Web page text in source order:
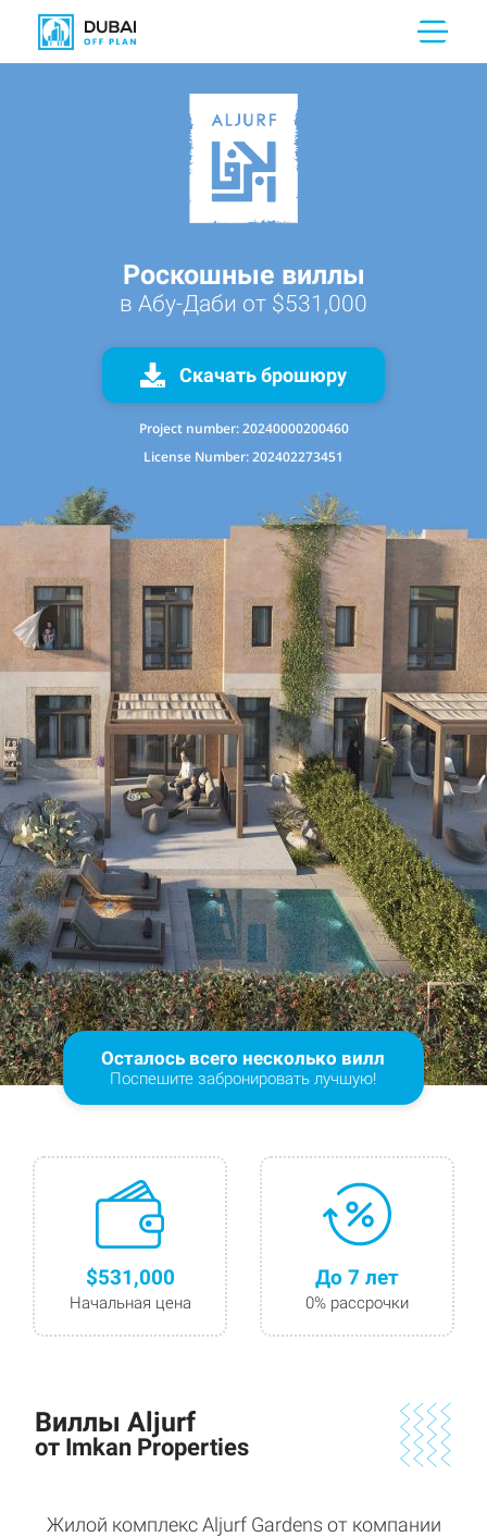
Роскошные виллы
в Абу-Даби от $531,000
Скачать брошюру
Project number:20240000200460
License Number:202402273451
Осталось всего несколько вилл
Поспешите забронировать лучшую!
$531,000
Начальная цена
До 7 лет
0% рассрочки
Виллы Aljurf
от Imkan Properties
Жилой комплекс Aljurf Gardens от компании